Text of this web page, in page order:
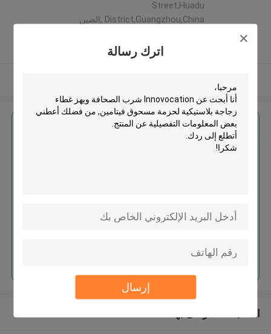
اترك رسالة
إرسال
Street,Huadu
District,Guangzhou,China ,الصين
يدقّق ممون
احصل على افضل سعر ل
المنتجات الموصى بها